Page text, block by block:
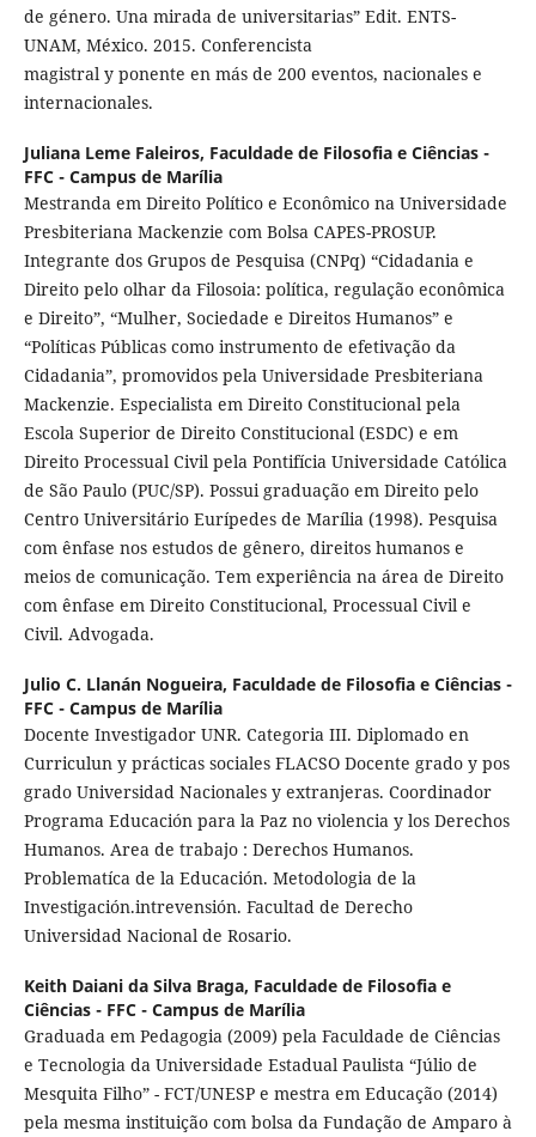
de género. Una mirada de universitarias” Edit. ENTS-
UNAM, México. 2015. Conferencista
magistral y ponente en más de 200 eventos, nacionales e
internacionales.
Juliana Leme Faleiros, Faculdade de Filosofia e Ciências -
FFC - Campus de Marília
Mestranda em Direito Político e Econômico na Universidade
Presbiteriana Mackenzie com Bolsa CAPES-PROSUP.
Integrante dos Grupos de Pesquisa (CNPq) “Cidadania e
Direito pelo olhar da Filosoia: política, regulação econômica
e Direito”, “Mulher, Sociedade e Direitos Humanos” e
“Políticas Públicas como instrumento de efetivação da
Cidadania”, promovidos pela Universidade Presbiteriana
Mackenzie. Especialista em Direito Constitucional pela
Escola Superior de Direito Constitucional (ESDC) e em
Direito Processual Civil pela Pontifícia Universidade Católica
de São Paulo (PUC/SP). Possui graduação em Direito pelo
Centro Universitário Eurípedes de Marília (1998). Pesquisa
com ênfase nos estudos de gênero, direitos humanos e
meios de comunicação. Tem experiência na área de Direito
com ênfase em Direito Constitucional, Processual Civil e
Civil. Advogada.
Julio C. Llanán Nogueira, Faculdade de Filosofia e Ciências -
FFC - Campus de Marília
Docente Investigador UNR. Categoria III. Diplomado en
Curriculun y prácticas sociales FLACSO Docente grado y pos
grado Universidad Nacionales y extranjeras. Coordinador
Programa Educación para la Paz no violencia y los Derechos
Humanos. Area de trabajo : Derechos Humanos.
Problematíca de la Educación. Metodologia de la
Investigación.intrevensión. Facultad de Derecho
Universidad Nacional de Rosario.
Keith Daiani da Silva Braga, Faculdade de Filosofia e
Ciências - FFC - Campus de Marília
Graduada em Pedagogia (2009) pela Faculdade de Ciências
e Tecnologia da Universidade Estadual Paulista “Júlio de
Mesquita Filho” - FCT/UNESP e mestra em Educação (2014)
pela mesma instituição com bolsa da Fundação de Amparo à